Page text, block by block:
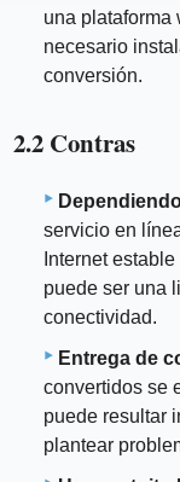
una plataforma
necesario
conversión.
2.2 Contras
servicio en
Internet
puede ser una
conectividad.
Entrega de
convertidos se
puede resultar
plantear